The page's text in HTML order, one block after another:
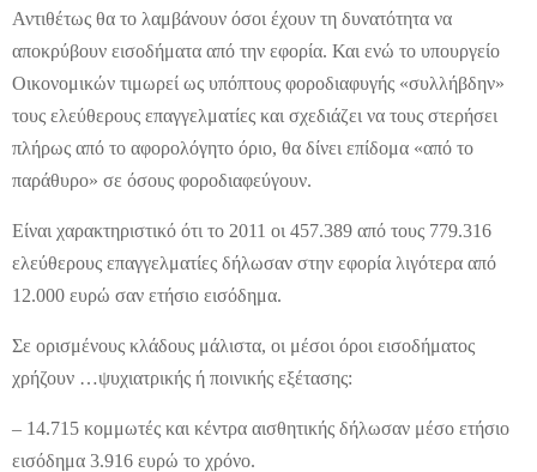
Αντιθέτως θα το λαμβάνουν όσοι έχουν τη δυνατότητα να
αποκρύβουν εισοδήματα από την εφορία. Και ενώ το υπουργείο
Οικονομικών τιμωρεί ως υπόπτους φοροδιαφυγής «συλλήβδην»
τους ελεύθερους επαγγελματίες και σχεδιάζει να τους στερήσει
πλήρως από το αφορολόγητο όριο, θα δίνει επίδομα «από το
παράθυρο» σε όσους φοροδιαφεύγουν.
Είναι χαρακτηριστικό ότι το 2011 οι 457.389 από τους 779.316
ελεύθερους επαγγελματίες δήλωσαν στην εφορία λιγότερα από
12.000 ευρώ σαν ετήσιο εισόδημα.
Σε ορισμένους κλάδους μάλιστα, οι μέσοι όροι εισοδήματος
χρήζουν …ψυχιατρικής ή ποινικής εξέτασης:
– 14.715 κομμωτές και κέντρα αισθητικής δήλωσαν μέσο ετήσιο
εισόδημα 3.916 ευρώ το χρόνο.